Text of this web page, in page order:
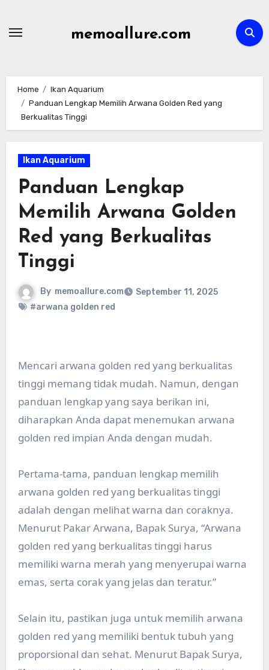
memoallure.com
Home
Ikan Aquarium
Panduan Lengkap Memilih Arwana Golden Red yang
Berkualitas Tinggi
Ikan Aquarium
Panduan Lengkap
Memilih Arwana Golden
Red yang Berkualitas
Tinggi
By memoallure.com
September 11, 2025
#arwana golden red
Mencari arwana golden red yang berkualitas
tinggi memang tidak mudah. Namun, dengan
panduan lengkap yang saya berikan ini,
diharapkan Anda dapat menemukan arwana
golden red impian Anda dengan mudah.
Pertama-tama, panduan lengkap memilih
arwana golden red yang berkualitas tinggi
adalah dengan melihat warna dan coraknya.
Menurut Pakar Arwana, Bapak Surya, “Arwana
golden red yang berkualitas tinggi harus
memiliki warna merah yang menyerupai warna
emas, serta corak yang jelas dan teratur.”
Selain itu, pastikan juga untuk memilih arwana
golden red yang memiliki bentuk tubuh yang
proporsional dan sehat. Menurut Bapak Surya,